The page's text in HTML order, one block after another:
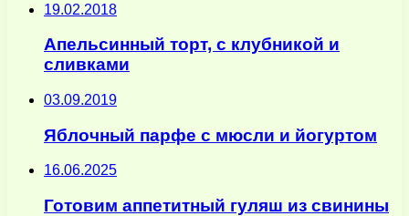
19.02.2018
Апельсинный торт, с клубникой и
сливками
03.09.2019
Яблочный парфе с мюсли и йогуртом
16.06.2025
Готовим аппетитный гуляш из свинины